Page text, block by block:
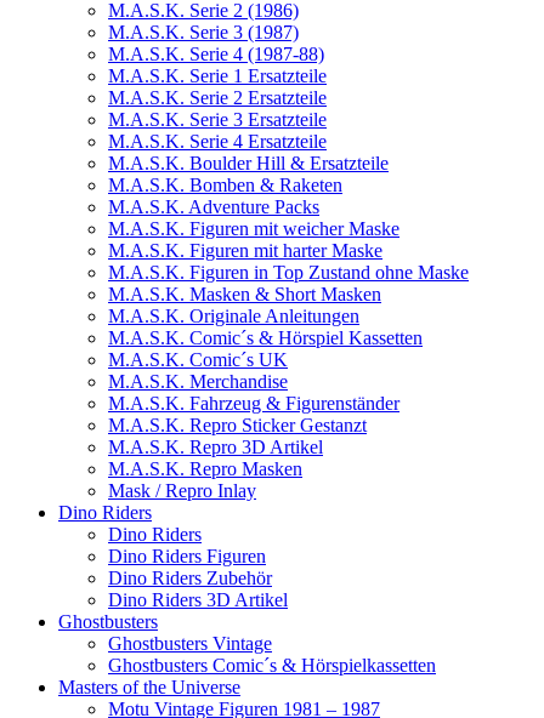
M.A.S.K. Serie 2 (1986)
M.A.S.K. Serie 3 (1987)
M.A.S.K. Serie 4 (1987-88)
M.A.S.K. Serie 1 Ersatzteile
M.A.S.K. Serie 2 Ersatzteile
M.A.S.K. Serie 3 Ersatzteile
M.A.S.K. Serie 4 Ersatzteile
M.A.S.K. Boulder Hill & Ersatzteile
M.A.S.K. Bomben & Raketen
M.A.S.K. Adventure Packs
M.A.S.K. Figuren mit weicher Maske
M.A.S.K. Figuren mit harter Maske
M.A.S.K. Figuren in Top Zustand ohne Maske
M.A.S.K. Masken & Short Masken
M.A.S.K. Originale Anleitungen
M.A.S.K. Comic´s & Hörspiel Kassetten
M.A.S.K. Comic´s UK
M.A.S.K. Merchandise
M.A.S.K. Fahrzeug & Figurenständer
M.A.S.K. Repro Sticker Gestanzt
M.A.S.K. Repro 3D Artikel
M.A.S.K. Repro Masken
Mask / Repro Inlay
Dino Riders
Dino Riders
Dino Riders Figuren
Dino Riders Zubehör
Dino Riders 3D Artikel
Ghostbusters
Ghostbusters Vintage
Ghostbusters Comic´s & Hörspielkassetten
Masters of the Universe
Motu Vintage Figuren 1981 – 1987